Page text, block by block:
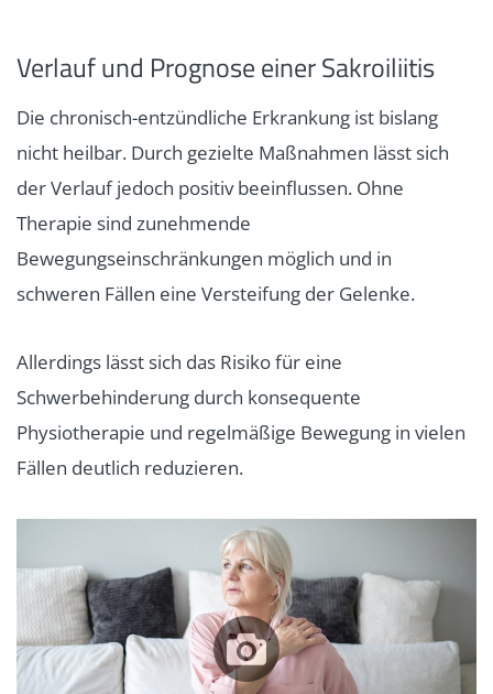
Verlauf und Prognose einer Sakroiliitis
Die chronisch-entzündliche Erkrankung ist bislang
nicht heilbar. Durch gezielte Maßnahmen lässt sich
der Verlauf jedoch positiv beeinflussen. Ohne
Therapie sind zunehmende
Bewegungseinschränkungen möglich und in
schweren Fällen eine Versteifung der Gelenke.
Allerdings lässt sich das Risiko für eine
Schwerbehinderung durch konsequente
Physiotherapie und regelmäßige Bewegung in vielen
Fällen deutlich reduzieren.